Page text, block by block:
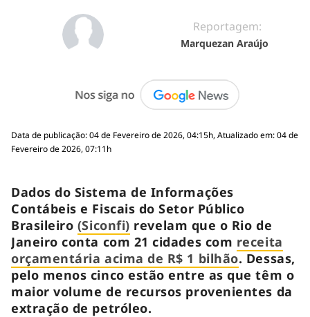
Reportagem:
Marquezan Araújo
Data de publicação: 04 de Fevereiro de 2026, 04:15h, Atualizado em: 04 de
Fevereiro de 2026, 07:11h
Dados do Sistema de Informações
Contábeis e Fiscais do Setor Público
Brasileiro (Siconfi) revelam que o Rio de
Janeiro conta com 21 cidades com receita
orçamentária acima de R$ 1 bilhão. Dessas,
pelo menos cinco estão entre as que têm o
maior volume de recursos provenientes da
extração de petróleo.